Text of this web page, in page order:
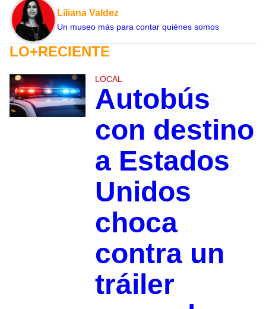
Liliana Valdez
Un museo más para contar quiénes somos
LO+RECIENTE
LOCAL
Autobús
con destino
a Estados
Unidos
choca
contra un
tráiler